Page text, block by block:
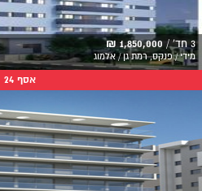
3 חד' / 1,850,000 ₪
מידי / פנקס, רמת גן / אלמוג
אסף 24